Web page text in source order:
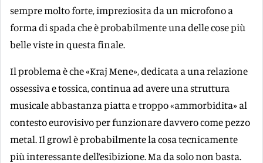
sempre molto forte, impreziosita da un microfono a
forma di spada che è probabilmente una delle cose più
belle viste in questa finale.
Il problema è che «Kraj Mene», dedicata a una relazione
ossessiva e tossica, continua ad avere una struttura
musicale abbastanza piatta e troppo «ammorbidita» al
contesto eurovisivo per funzionare davvero come pezzo
metal. Il growl è probabilmente la cosa tecnicamente
più interessante dell’esibizione. Ma da solo non basta.